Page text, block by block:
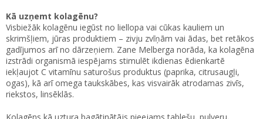
Kā uzņemt kolagēnu?
Visbiežāk kolagēnu iegūst no liellopa vai cūkas kauliem un
skrimšļiem, jūras produktiem – zivju zvīņām vai ādas, bet retākos
gadījumos arī no dārzeņiem. Zane Melberga norāda, ka kolagēna
izstrādi organismā iespējams stimulēt ikdienas ēdienkartē
iekļaujot C vitamīnu saturošus produktus (paprika, citrusaugļi,
ogas), kā arī omega taukskābes, kas visvairāk atrodamas zivīs,
riekstos, linsēklās.